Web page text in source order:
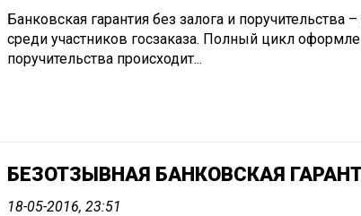
Банковская гарантия без залога и поручительства
среди участников госзаказа. Полный цикл
поручительства происходит...
БЕЗОТЗЫВНАЯ БАНКОВСКАЯ
18-05-2016, 23:51